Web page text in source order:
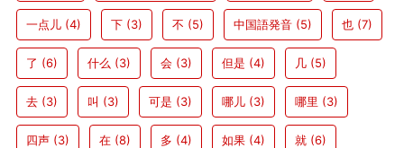
一点儿 (4) 下 (3) 不 (5) 中国語発音 (5) 也 (7)
了 (6) 什么 (3) 会 (3) 但是 (4) 几 (5)
去 (3) 叫 (3) 可是 (3) 哪儿 (3) 哪里 (3)
四声 (3) 在 (8) 多 (4) 如果 (4) 就 (6)